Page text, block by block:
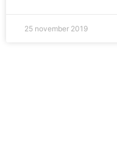
25 november 2019